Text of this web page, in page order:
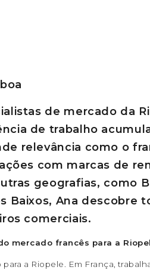
de mercado da
de trabalho
relevância como o
com marcas de
geografias, como
Baixos, Ana descobre
comerciais.
mercado francês para a
a Riopele. Em França,